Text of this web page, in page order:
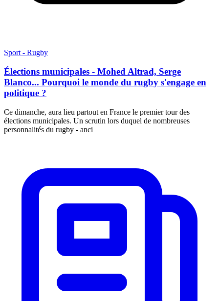
Sport - Rugby
Élections municipales - Mohed Altrad, Serge
Blanco... Pourquoi le monde du rugby s'engage en
politique ?
Ce dimanche, aura lieu partout en France le premier tour des
élections municipales. Un scrutin lors duquel de nombreuses
personnalités du rugby - anci